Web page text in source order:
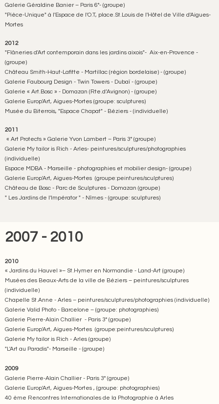
Galerie Géraldine Banier – Paris 6°- (groupe)
"Pièce-Unique" à l'Espace de l'O.T, place.St.Louis de l'Hôtel de Ville d'Aigues-
Mortes
2012
"Flâneries d'Art contemporain dans les jardins aixois"- Aix-en-Provence -
(groupe)
Château Smith-Haut-Lafitte - Martillac (région bordelaise) - (groupe)
Galerie Faubourg Design - Twin Towers - Dubaï - (groupe)
Galerie « Art.Bosc » - Domazan (Rte.d’Avignon) - (groupe)
Galerie Europ'Art, Aigues-Mortes (groupe: sculptures)
Musée du Biterrois, "Espace Chapat" - Béziers - (individuelle)
2011
« Art Protects » Galerie Yvon Lambert – Paris 3° (groupe)
Galerie My tailor is Rich - Arles- peintures/sculptures/photographies
(individuelle)
Espace MDBA - Marseille - photographies et mobilier design- (groupe)
Galerie Europ'Art, Aigues-Mortes (groupe:peintures/sculptures)
Château de Bosc - Parc de Sculptures - Domazan (groupe)
" Les Jardins de l'Impérator " - Nîmes - (groupe: sculptures)
2007 - 2010
2010
« Jardins du Hauvel »– St.Hymer en Normandie - Land-Art (groupe)
Musées des Beaux-Arts de la ville de Béziers – peintures/sculptures
(individuelle)
Chapelle St.Anne - Arles – peintures/sculptures/photographies (individuelle)
Galerie Valid Photo - Barcelone – (groupe: photographies)
Galerie Pierre-Alain Challier - Paris 3° (groupe)
Galerie Europ'Art, Aigues-Mortes (groupe:peintures/sculptures)
Galerie My tailor is Rich - Arles (groupe)
"L'Art au Paradis"- Marseille - (groupe)
2009
Galerie Pierre-Alain Challier - Paris 3° (groupe)
Galerie Europ'Art, Aigues-Mortes , (groupe: photographies)
40 ème Rencontres Internationales de la Photographie à Arles